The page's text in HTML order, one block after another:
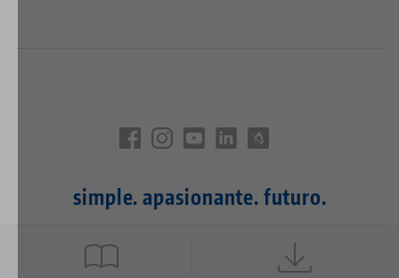
simple. apasionante. futuro.
Quicklinks